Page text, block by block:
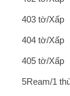
403 tờ/Xấp
404 tờ/Xấp
405 tờ/Xấp
5Ream/1